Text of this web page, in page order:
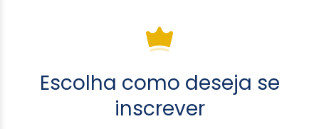
Escolha como deseja se
inscrever